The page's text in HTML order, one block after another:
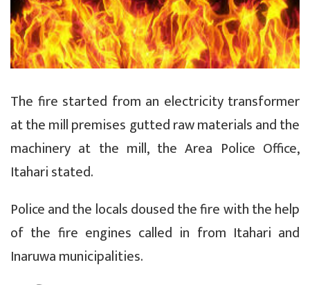
The fire started from an electricity transformer
at the mill premises gutted raw materials and the
machinery at the mill, the Area Police Office,
Itahari stated.
Police and the locals doused the fire with the help
of the fire engines called in from Itahari and
Inaruwa municipalities.